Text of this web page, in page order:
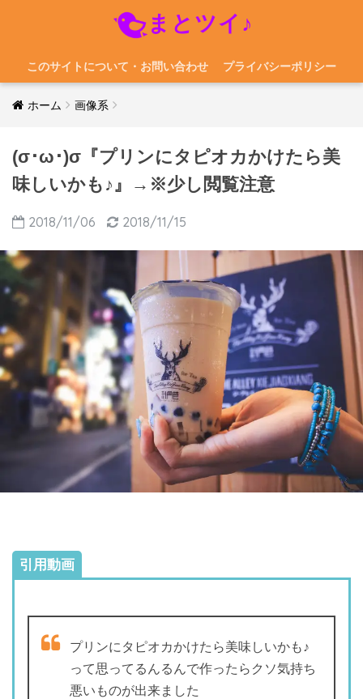
まとツイ♪
このサイトについて・お問い合わせ プライバシーポリシー
ホーム 画像系
(σ･ω･)σ『プリンにタピオカかけたら美
味しいかも♪』→※少し閲覧注意
2018/11/06 2018/11/15
引用動画
プリンにタピオカかけたら美味しいかも♪
って思ってるんるんで作ったらクソ気持ち
悪いものが出来ました